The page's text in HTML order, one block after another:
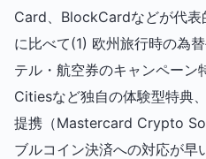
Card、BlockCardなどが代
に比べて(1) 欧州旅行時の為
テル・航空券のキャンペー
Citiesなど独自の体験型特典
提携（Mastercard Crypto
ブルコイン決済への対応が早